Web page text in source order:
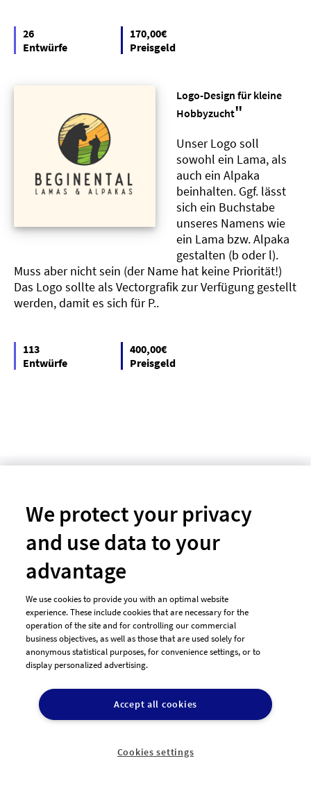
26
Entwürfe
170,00€
Preisgeld
Logo-Design für kleine
Hobbyzucht"
Unser Logo soll
sowohl ein Lama, als
auch ein Alpaka
beinhalten. Ggf. lässt
sich ein Buchstabe
unseres Namens wie
ein Lama bzw. Alpaka
gestalten (b oder l).
Muss aber nicht sein (der Name hat keine Priorität!)
Das Logo sollte als Vectorgrafik zur Verfügung gestellt
werden, damit es sich für P..
113
Entwürfe
400,00€
Preisgeld
Alternative um ein professionelles Design zu einem
bezahlbaren Preis zu bekommen.
Jetzt Design erstellen
Hast Du noch Fragen?
We protect your privacy
and use data to your
advantage
We use cookies to provide you with an optimal website
experience. These include cookies that are necessary for the
operation of the site and for controlling our commercial
business objectives, as well as those that are used solely for
anonymous statistical purposes, for convenience settings, or to
display personalized advertising.
Accept all cookies
Cookies settings